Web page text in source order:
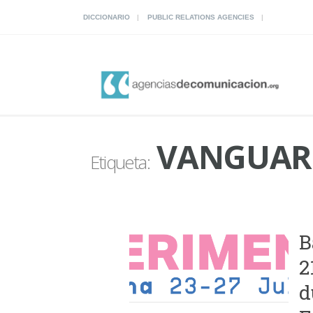
DICCIONARIO PUBLIC RELATIONS AGENCIES
Etiqueta: